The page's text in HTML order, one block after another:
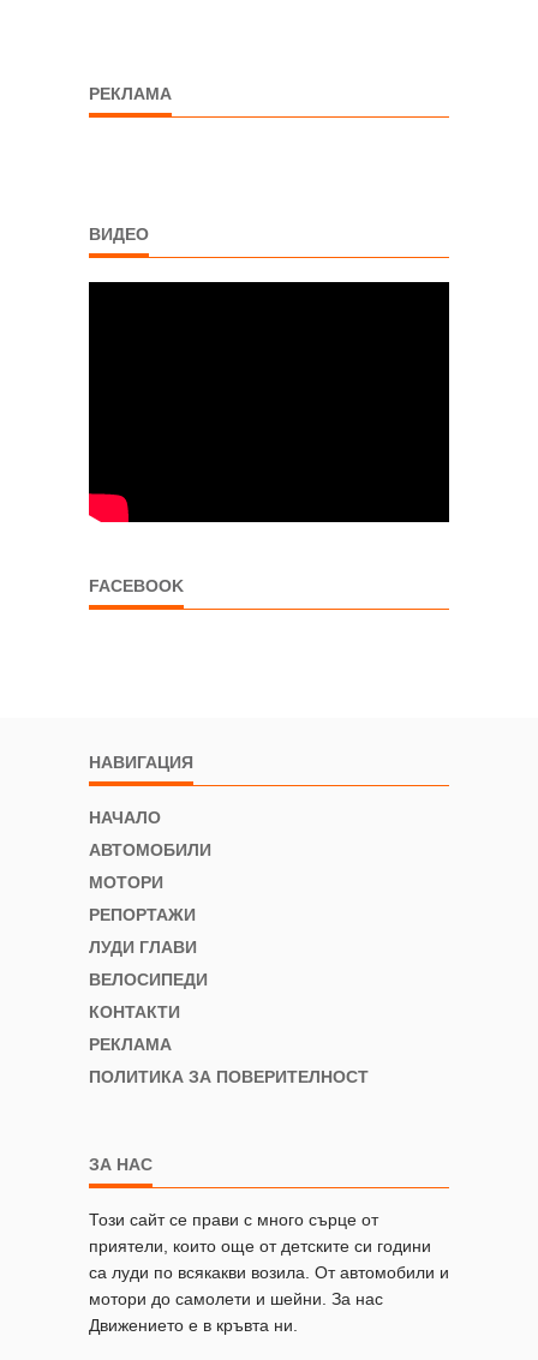
РЕКЛАМА
ВИДЕО
FACEBOOK
НАВИГАЦИЯ
НАЧАЛО
АВТОМОБИЛИ
МОТОРИ
РЕПОРТАЖИ
ЛУДИ ГЛАВИ
ВЕЛОСИПЕДИ
КОНТАКТИ
РЕКЛАМА
ПОЛИТИКА ЗА ПОВЕРИТЕЛНОСТ
ЗА НАС
Този сайт се прави с много сърце от
приятели, които още от детските си години
са луди по всякакви возила. От автомобили и
мотори до самолети и шейни. За нас
Движението е в кръвта ни.